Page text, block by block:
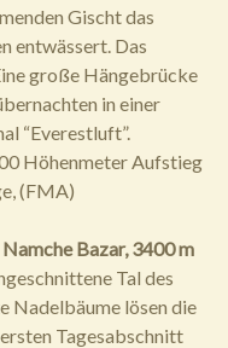
Gischt das
entwässert. Das
große Hängebrücke
in einer
“Everestluft”.
Höhenmeter Aufstieg
(FMA)
Bazar, 3400 m
Tal des
Nadelbäume lösen die
Tagesabschnitt